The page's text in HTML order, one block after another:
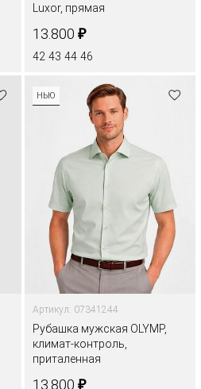
Luxor, прямая
13.800 ₽
42 43 44 46
НЬЮ
Артикул: 07341244
Рубашка мужская OLYMP,
климат-контроль,
приталенная
13.800 ₽